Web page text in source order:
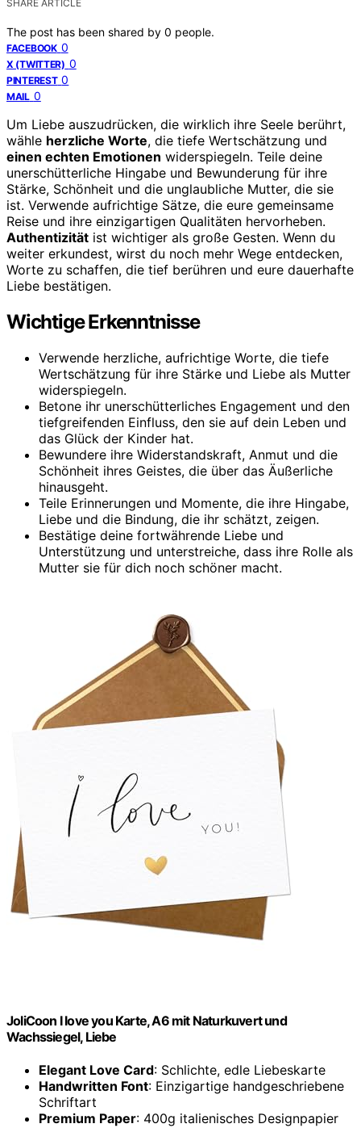
SHARE ARTICLE
The post has been shared by 0 people.
FACEBOOK 0
X (TWITTER) 0
PINTEREST 0
MAIL 0
Um Liebe auszudrücken, die wirklich ihre Seele berührt,
wähle herzliche Worte, die tiefe Wertschätzung und
einen echten Emotionen widerspiegeln. Teile deine
unerschütterliche Hingabe und Bewunderung für ihre
Stärke, Schönheit und die unglaubliche Mutter, die sie
ist. Verwende aufrichtige Sätze, die eure gemeinsame
Reise und ihre einzigartigen Qualitäten hervorheben.
Authentizität ist wichtiger als große Gesten. Wenn du
weiter erkundest, wirst du noch mehr Wege entdecken,
Worte zu schaffen, die tief berühren und eure dauerhafte
Liebe bestätigen.
Wichtige Erkenntnisse
Verwende herzliche, aufrichtige Worte, die tiefe
Wertschätzung für ihre Stärke und Liebe als Mutter
widerspiegeln.
Betone ihr unerschütterliches Engagement und den
tiefgreifenden Einfluss, den sie auf dein Leben und
das Glück der Kinder hat.
Bewundere ihre Widerstandskraft, Anmut und die
Schönheit ihres Geistes, die über das Äußerliche
hinausgeht.
Teile Erinnerungen und Momente, die ihre Hingabe,
Liebe und die Bindung, die ihr schätzt, zeigen.
Bestätige deine fortwährende Liebe und
Unterstützung und unterstreiche, dass ihre Rolle als
Mutter sie für dich noch schöner macht.
JoliCoon I love you Karte, A6 mit Naturkuvert und
Wachssiegel, Liebe
Elegant Love Card: Schlichte, edle Liebeskarte
Handwritten Font: Einzigartige handgeschriebene
Schriftart
Premium Paper: 400g italienisches Designpapier